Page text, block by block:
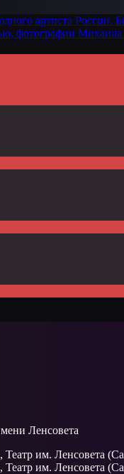
, Театр им. Ленсовета
, Театр им. Ленсовета